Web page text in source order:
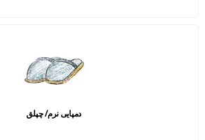
دمپایی نرم/ چپلق